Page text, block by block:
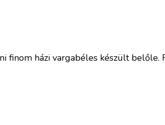
finom házi vargabéles készült